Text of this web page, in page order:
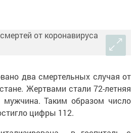
два смертельных случая от
Жертвами стали 72-летняя
Таким образом число
цифры 112.